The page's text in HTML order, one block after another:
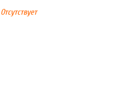
Отсутствует